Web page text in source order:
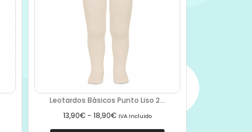
Leotardos Básicos Punto Liso 2...
13,90€ - 18,90€ IVA Incluido